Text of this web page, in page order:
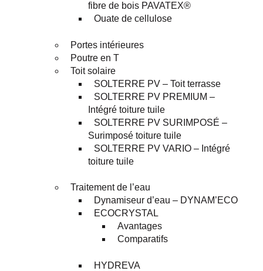
fibre de bois PAVATEX®
Ouate de cellulose
Portes intérieures
Poutre en T
Toit solaire
SOLTERRE PV – Toit terrasse
SOLTERRE PV PREMIUM –
Intégré toiture tuile
SOLTERRE PV SURIMPOSÉ –
Surimposé toiture tuile
SOLTERRE PV VARIO – Intégré
toiture tuile
Traitement de l’eau
Dynamiseur d’eau – DYNAM’ECO
ECOCRYSTAL
Avantages
Comparatifs
HYDREVA